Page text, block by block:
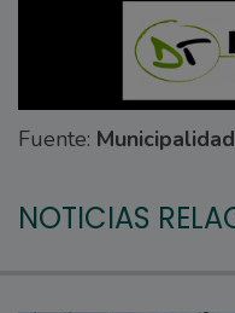
Fuente:
NOTICIAS